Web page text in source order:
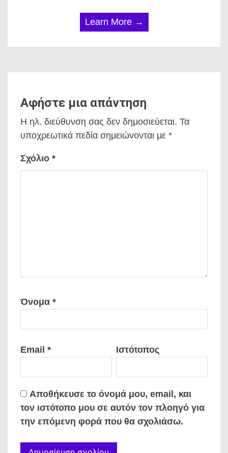
Learn More →
Αφήστε μια απάντηση
Η ηλ. διεύθυνση σας δεν δημοσιεύεται. Τα
υποχρεωτικά πεδία σημειώνονται με *
Σχόλιο *
Όνομα *
Email * Ιστότοπος
Αποθήκευσε το όνομά μου, email, και
τον ιστότοπο μου σε αυτόν τον πλοηγό για
την επόμενη φορά που θα σχολιάσω.